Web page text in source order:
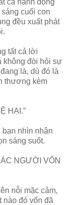
cuối con
đều xuất phát
tất cả lời
không đòi hỏi sự
là, dù đó là
thương kèm
HẠI.”
nhìn nhận
sáng suốt.
NGƯỜI VỐN
nỗi mặc cảm,
nào đó vốn đã